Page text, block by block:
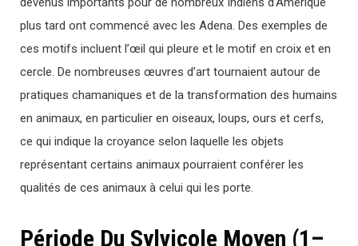
plus tard ont commencé avec les Adena. Des exemples de
ces motifs incluent l’œil qui pleure et le motif en croix et en
cercle. De nombreuses œuvres d’art tournaient autour de
pratiques chamaniques et de la transformation des humains
en animaux, en particulier en oiseaux, loups, ours et cerfs,
ce qui indique la croyance selon laquelle les objets
représentant certains animaux pourraient conférer les
qualités de ces animaux à celui qui les porte.
Période Du Sylvicole Moyen (1–